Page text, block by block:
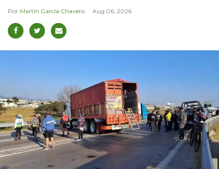
Martín García Chavero Aug 06, 2026